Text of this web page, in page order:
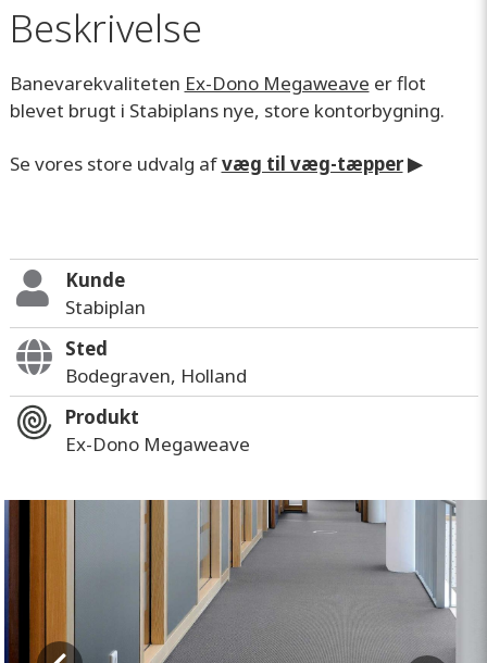
Beskrivelse
Banevarekvaliteten Ex-Dono Megaweave er flot
blevet brugt i Stabiplans nye, store kontorbygning.
Se vores store udvalg afvæg til væg-tæpper▶
Kunde
Stabiplan
Sted
Bodegraven, Holland
Produkt
Ex-Dono Megaweave